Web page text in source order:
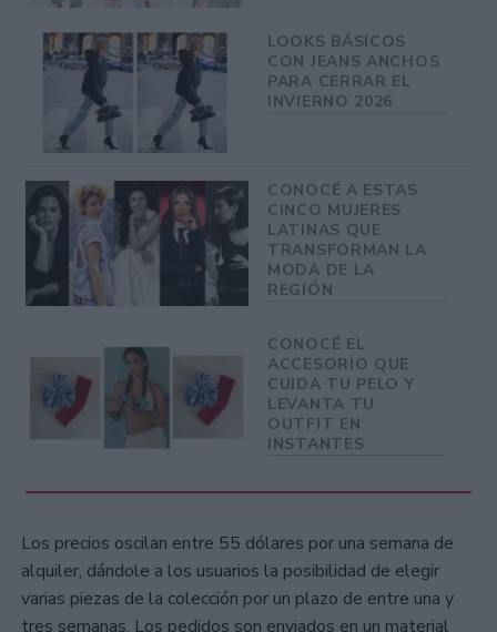
LOOKS BÁSICOS
CON JEANS ANCHOS
PARA CERRAR EL
INVIERNO 2026
CONOCÉ A ESTAS
CINCO MUJERES
LATINAS QUE
TRANSFORMAN LA
MODA DE LA
REGIÓN
CONOCÉ EL
ACCESORIO QUE
CUIDA TU PELO Y
LEVANTA TU
OUTFIT EN
INSTANTES
Los precios oscilan entre 55 dólares por una semana de
alquiler, dándole a los usuarios la posibilidad de elegir
varias piezas de la colección por un plazo de entre una y
tres semanas. Los pedidos son enviados en un material